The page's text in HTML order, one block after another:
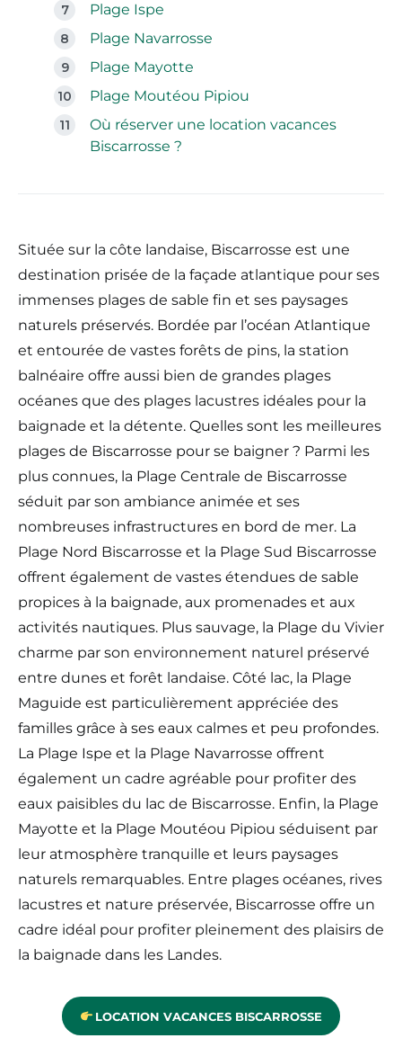
Plage Ispe
Plage Navarrosse
Plage Mayotte
Plage Moutéou Pipiou
Où réserver une location vacances
Biscarrosse ?
Située sur la côte landaise, Biscarrosse est une
destination prisée de la façade atlantique pour ses
immenses plages de sable fin et ses paysages
naturels préservés. Bordée par l’océan Atlantique
et entourée de vastes forêts de pins, la station
balnéaire offre aussi bien de grandes plages
océanes que des plages lacustres idéales pour la
baignade et la détente. Quelles sont les meilleures
plages de Biscarrosse pour se baigner ? Parmi les
plus connues, la Plage Centrale de Biscarrosse
séduit par son ambiance animée et ses
nombreuses infrastructures en bord de mer. La
Plage Nord Biscarrosse et la Plage Sud Biscarrosse
offrent également de vastes étendues de sable
propices à la baignade, aux promenades et aux
activités nautiques. Plus sauvage, la Plage du Vivier
charme par son environnement naturel préservé
entre dunes et forêt landaise. Côté lac, la Plage
Maguide est particulièrement appréciée des
familles grâce à ses eaux calmes et peu profondes.
La Plage Ispe et la Plage Navarrosse offrent
également un cadre agréable pour profiter des
eaux paisibles du lac de Biscarrosse. Enfin, la Plage
Mayotte et la Plage Moutéou Pipiou séduisent par
leur atmosphère tranquille et leurs paysages
naturels remarquables. Entre plages océanes, rives
lacustres et nature préservée, Biscarrosse offre un
cadre idéal pour profiter pleinement des plaisirs de
la baignade dans les Landes.
LOCATION VACANCES BISCARROSSE